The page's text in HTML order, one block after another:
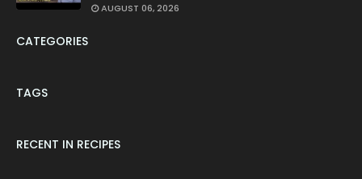
AUGUST 06, 2026
CATEGORIES
TAGS
RECENT IN RECIPES